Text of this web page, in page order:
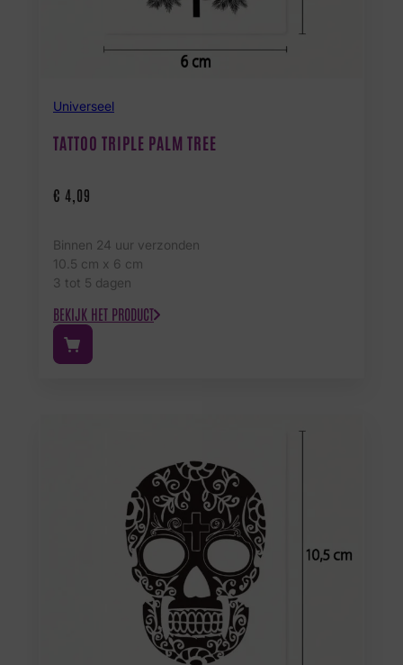
Universeel
TATTOO TRIPLE PALM TREE
€ 4,09
Binnen 24 uur verzonden
10.5 cm x 6 cm
3 tot 5 dagen
BEKIJK HET PRODUCT